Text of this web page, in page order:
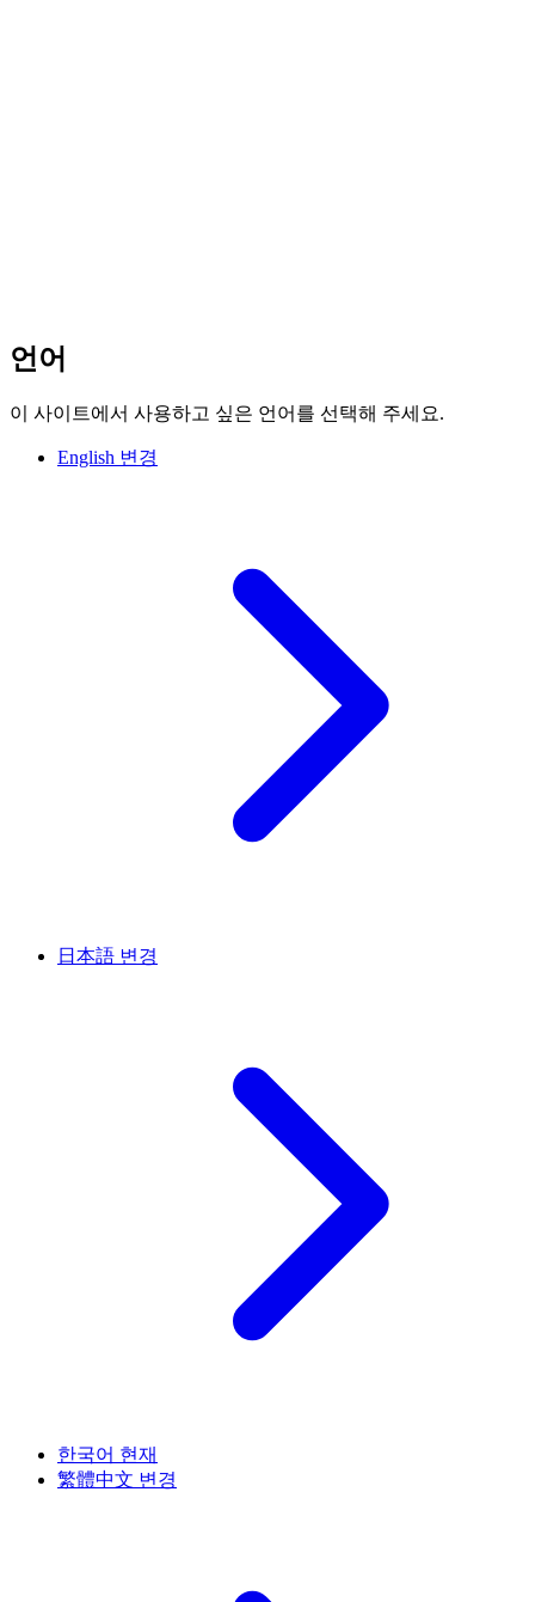
언어
이 사이트에서 사용하고 싶은 언어를 선택해 주세요.
English 변경
日本語 변경
한국어 현재
繁體中文 변경